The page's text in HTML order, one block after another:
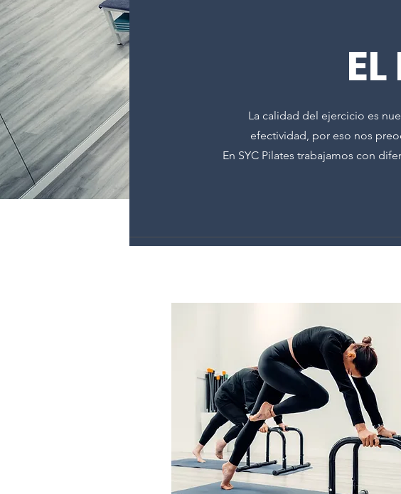
La calidad del ejercicio es
efectividad, por eso nos
En SYC Pilates trabajamos con